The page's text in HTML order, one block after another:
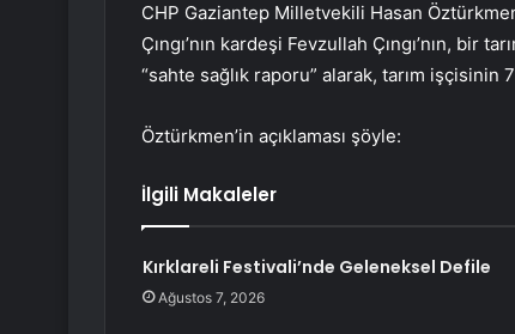
CHP Gaziantep Milletvekili Hasan
Çıngı’nın kardeşi Fevzullah Çıngı’nın,
“sahte sağlık raporu” alarak, tarım
Öztürkmen’in açıklaması şöyle:
İlgili Makaleler
Kırklareli Festivali’nde Geleneksel Defile
Ağustos 7, 2026